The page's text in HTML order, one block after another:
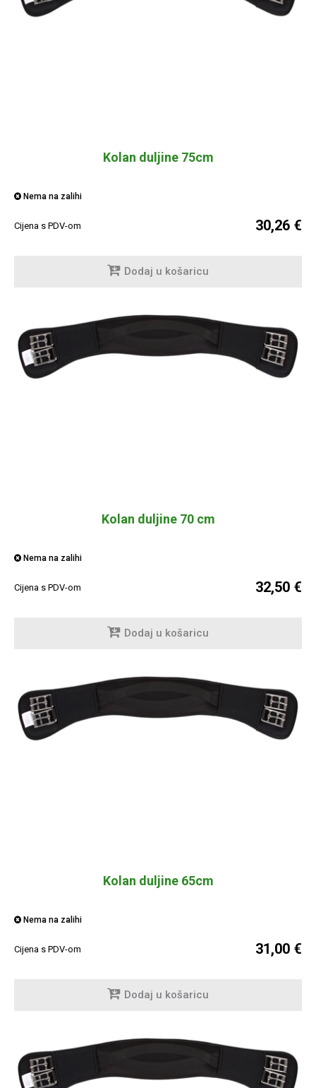
Kolan duljine 75cm
Nema na zalihi
Cijena s PDV-om 30,26 €
Dodaj u košaricu
Kolan duljine 70 cm
Nema na zalihi
Cijena s PDV-om 32,50 €
Dodaj u košaricu
Kolan duljine 65cm
Nema na zalihi
Cijena s PDV-om 31,00 €
Dodaj u košaricu